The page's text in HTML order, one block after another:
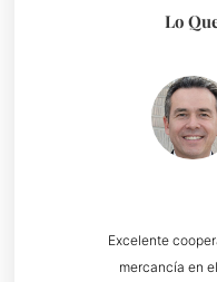
Lo
Excelente
mercancía en